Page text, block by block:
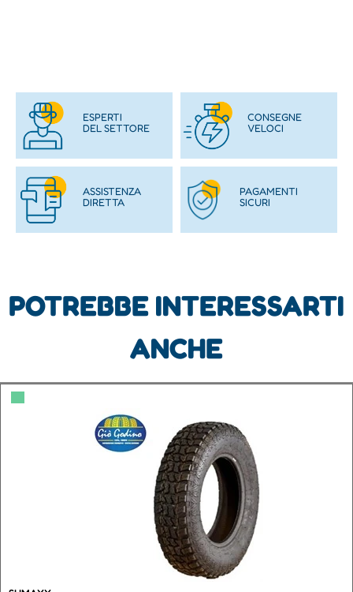
ESPERTI
DEL SETTORE
CONSEGNE
VELOCI
ASSISTENZA
DIRETTA
PAGAMENTI
SICURI
POTREBBE INTERESSARTI
ANCHE
▀